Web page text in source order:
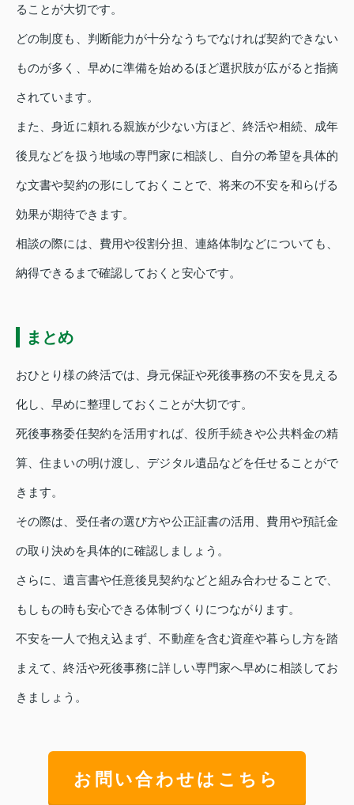
ることが大切です。
どの制度も、判断能力が十分なうちでなければ契約できない
ものが多く、早めに準備を始めるほど選択肢が広がると指摘
されています。
また、身近に頼れる親族が少ない方ほど、終活や相続、成年
後見などを扱う地域の専門家に相談し、自分の希望を具体的
な文書や契約の形にしておくことで、将来の不安を和らげる
効果が期待できます。
相談の際には、費用や役割分担、連絡体制などについても、
納得できるまで確認しておくと安心です。
まとめ
おひとり様の終活では、身元保証や死後事務の不安を見える
化し、早めに整理しておくことが大切です。
死後事務委任契約を活用すれば、役所手続きや公共料金の精
算、住まいの明け渡し、デジタル遺品などを任せることがで
きます。
その際は、受任者の選び方や公正証書の活用、費用や預託金
の取り決めを具体的に確認しましょう。
さらに、遺言書や任意後見契約などと組み合わせることで、
もしもの時も安心できる体制づくりにつながります。
不安を一人で抱え込まず、不動産を含む資産や暮らし方を踏
まえて、終活や死後事務に詳しい専門家へ早めに相談してお
きましょう。
お問い合わせはこちら